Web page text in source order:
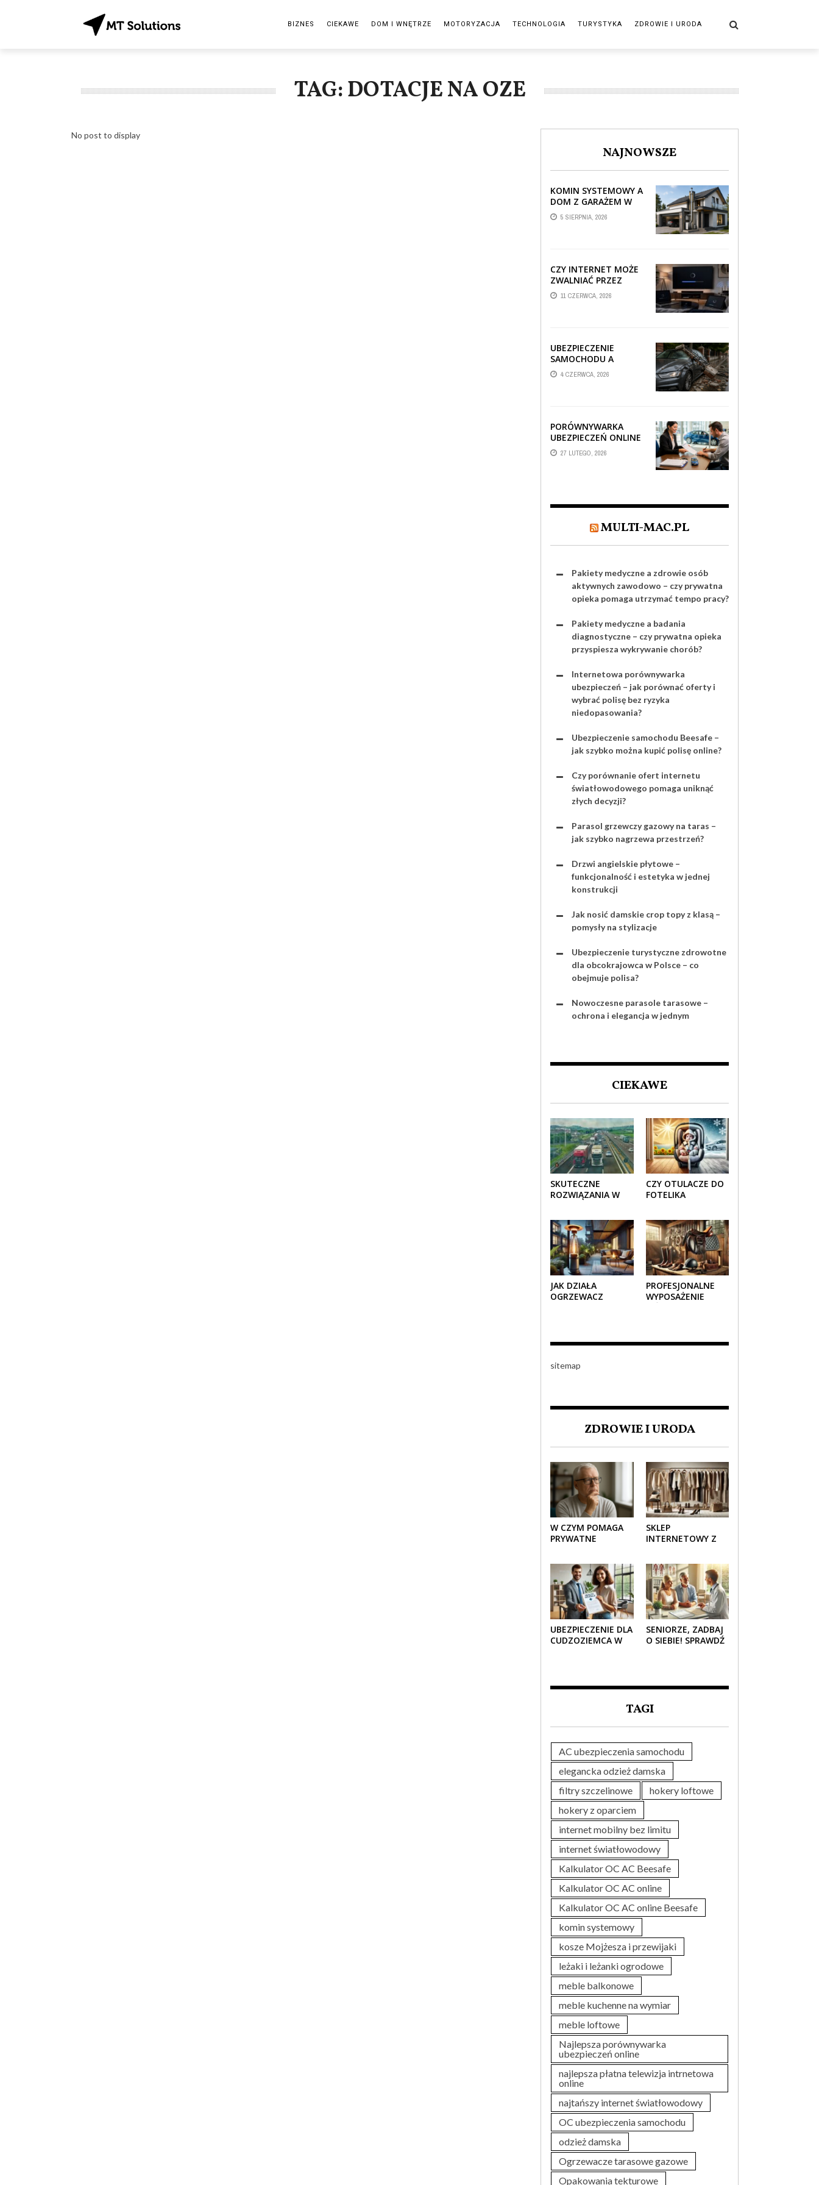
BIZNES CIEKAWE DOM I WNĘTRZE MOTORYZACJA TECHNOLOGIA TURYSTYKA ZDROWIE I URODA
TAG: DOTACJE NA OZE
No post to display
NAJNOWSZE
KOMIN SYSTEMOWY A
DOM Z GARAŻEM W
BRYLE – JAK STREFA
TECHNICZNA WPŁYWA
5 SIERPNIA, 2026
CZY INTERNET MOŻE
ZWALNIAĆ PRZEZ
AUTOMATYCZNE
AKTUALIZACJE
11 CZERWCA, 2026
UBEZPIECZENIE
SAMOCHODU A
SZKODA PO
USZKODZENIU AUTA
4 CZERWCA, 2026
PORÓWNYWARKA
UBEZPIECZEŃ ONLINE
– JAK WYBRAĆ POLISĘ,
KTÓRA REALNIE
27 LUTEGO, 2026
MULTI-MAC.PL
Pakiety medyczne a zdrowie osób
aktywnych zawodowo – czy prywatna
opieka pomaga utrzymać tempo pracy?
Pakiety medyczne a badania
diagnostyczne – czy prywatna opieka
przyspiesza wykrywanie chorób?
Internetowa porównywarka
ubezpieczeń – jak porównać oferty i
wybrać polisę bez ryzyka
niedopasowania?
Ubezpieczenie samochodu Beesafe –
jak szybko można kupić polisę online?
Czy porównanie ofert internetu
światłowodowego pomaga uniknąć
złych decyzji?
Parasol grzewczy gazowy na taras –
jak szybko nagrzewa przestrzeń?
Drzwi angielskie płytowe –
funkcjonalność i estetyka w jednej
konstrukcji
Jak nosić damskie crop topy z klasą –
pomysły na stylizacje
Ubezpieczenie turystyczne zdrowotne
dla obcokrajowca w Polsce – co
obejmuje polisa?
Nowoczesne parasole tarasowe –
ochrona i elegancja w jednym
CIEKAWE
SKUTECZNE
ROZWIĄZANIA W
DREWNIANE I
TEKTUROWE
CZY OTULACZE DO
FOTELIKA
LATEM I ZIMĄ?
JAK DZIAŁA
OGRZEWACZ
PROFESJONALNE
WYPOSAŻENIE
sitemap
ZDROWIE I URODA
W CZYM POMAGA
PRYWATNE
SENIOROM?
SKLEP
INTERNETOWY Z
KLASYKA, SZYK I
NOWOCZESNOŚĆ
UBEZPIECZENIE DLA
CUDZOZIEMCA W
SENIORZE, ZADBAJ
O SIEBIE! SPRAWDŹ
TAGI
AC ubezpieczenia samochodu
elegancka odzież damska
filtry szczelinowe
hokery loftowe
hokery z oparciem
internet mobilny bez limitu
internet światłowodowy
Kalkulator OC AC Beesafe
Kalkulator OC AC online
Kalkulator OC AC online Beesafe
komin systemowy
kosze Mojżesza i przewijaki
leżaki i leżanki ogrodowe
meble balkonowe
meble kuchenne na wymiar
meble loftowe
Najlepsza porównywarka
ubezpieczeń online
najlepsza płatna telewizja intrnetowa
online
najtańszy internet światłowodowy
OC ubezpieczenia samochodu
odzież damska
Ogrzewacze tarasowe gazowe
Opakowania tekturowe